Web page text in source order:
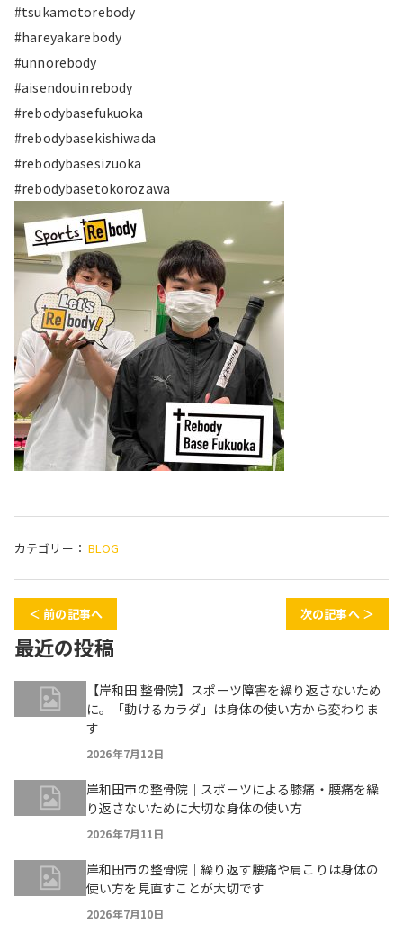
#tsukamotorebody
#hareyakarebody
#unnorebody
#aisendouinrebody
#rebodybasefukuoka
#rebodybasekishiwada
#rebodybasesizuoka
#rebodybasetokorozawa
カテゴリー： BLOG
＜ 前の記事へ 次の記事へ ＞
最近の投稿
【岸和田 整骨院】スポーツ障害を繰り返さないため
に。「動けるカラダ」は身体の使い方から変わりま
す
2026年7月12日
岸和田市の整骨院｜スポーツによる膝痛・腰痛を繰
り返さないために大切な身体の使い方
2026年7月11日
岸和田市の整骨院｜繰り返す腰痛や肩こりは身体の
使い方を見直すことが大切です
2026年7月10日